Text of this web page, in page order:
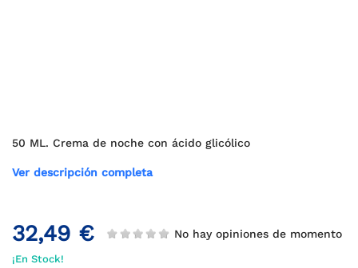
50 ML. Crema de noche con ácido glicólico
Ver descripción completa
32,49 € No hay opiniones de momento
¡En Stock!